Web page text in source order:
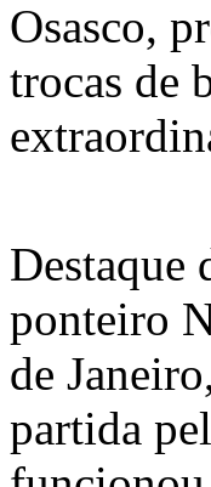
Osasco,
trocas de
Destaque
ponteiro
de
partida